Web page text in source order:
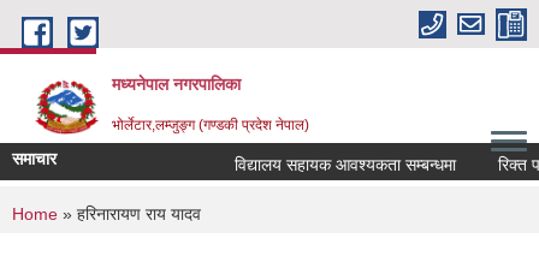
Skip to main content
मध्यनेपाल नगरपालिका
भोर्लेटार,लम्जुङ्ग (गण्डकी प्रदेश नेपाल)
समाचार विद्यालय सहायक आवश्यकता सम्बन्धमा रिक्त
You are here
Home » हरिनारायण राय यादव